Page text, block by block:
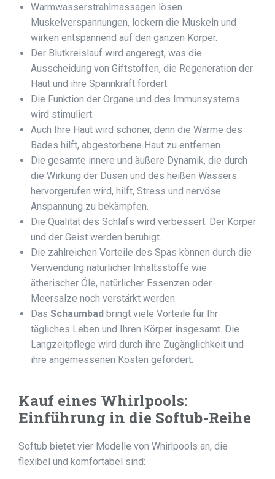
Warmwasserstrahlmassagen lösen
Muskelverspannungen, lockern die Muskeln und
wirken entspannend auf den ganzen Körper.
Der Blutkreislauf wird angeregt, was die
Ausscheidung von Giftstoffen, die Regeneration der
Haut und ihre Spannkraft fördert.
Die Funktion der Organe und des Immunsystems
wird stimuliert.
Auch Ihre Haut wird schöner, denn die Wärme des
Bades hilft, abgestorbene Haut zu entfernen.
Die gesamte innere und äußere Dynamik, die durch
die Wirkung der Düsen und des heißen Wassers
hervorgerufen wird, hilft, Stress und nervöse
Anspannung zu bekämpfen.
Die Qualität des Schlafs wird verbessert. Der Körper
und der Geist werden beruhigt.
Die zahlreichen Vorteile des Spas können durch die
Verwendung natürlicher Inhaltsstoffe wie
ätherischer Öle, natürlicher Essenzen oder
Meersalze noch verstärkt werden.
Das Schaumbad bringt viele Vorteile für Ihr
tägliches Leben und Ihren Körper insgesamt. Die
Langzeitpflege wird durch ihre Zugänglichkeit und
ihre angemessenen Kosten gefördert.
Kauf eines Whirlpools:
Einführung in die Softub-Reihe
Softub bietet vier Modelle von Whirlpools an, die
flexibel und komfortabel sind: